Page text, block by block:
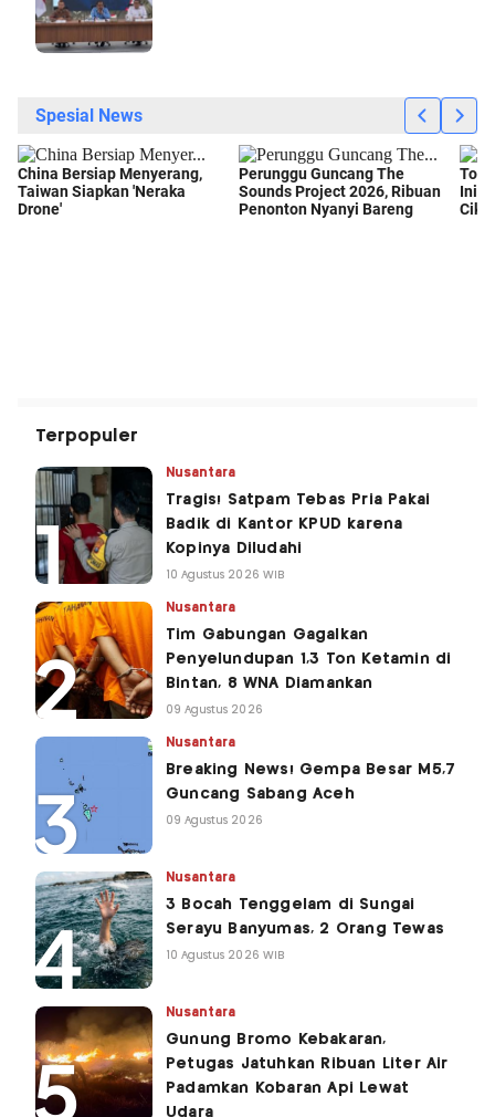
Terpopuler
Nusantara
Tragis! Satpam Tebas Pria Pakai
Badik di Kantor KPUD karena
Kopinya Diludahi
10 Agustus 2026 WIB
Nusantara
Tim Gabungan Gagalkan
Penyelundupan 1,3 Ton Ketamin di
Bintan, 8 WNA Diamankan
09 Agustus 2026
Nusantara
Breaking News! Gempa Besar M5,7
Guncang Sabang Aceh
09 Agustus 2026
Nusantara
3 Bocah Tenggelam di Sungai
Serayu Banyumas, 2 Orang Tewas
10 Agustus 2026 WIB
Nusantara
Gunung Bromo Kebakaran,
Petugas Jatuhkan Ribuan Liter Air
Padamkan Kobaran Api Lewat
Udara